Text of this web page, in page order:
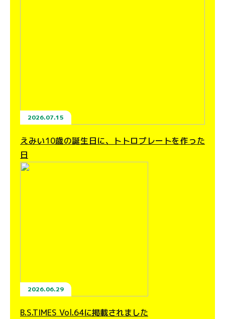
2026.07.15
えみい10歳の誕生日に、トトロプレートを作った
日
2026.06.29
B.S.TIMES Vol.64に掲載されました